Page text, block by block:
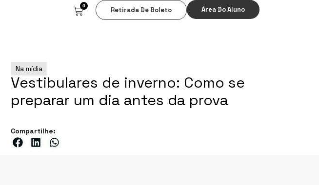
0
Retirada De Boleto Área Do Aluno
Na mídia
Vestibulares de inverno: Como se
preparar um dia antes da prova
Compartilhe: